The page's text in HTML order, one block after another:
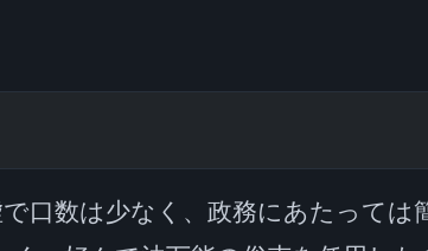
口数は少なく、政務にあたって